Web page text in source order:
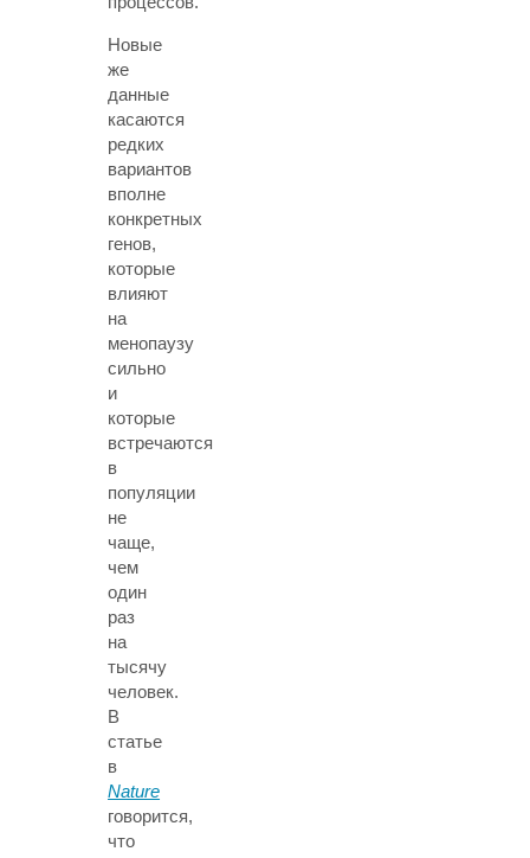
Новые
же
данные
касаются
редких
вариантов
вполне
конкретных
генов,
которые
влияют
на
менопаузу
сильно
и
которые
встречаются
в
популяции
не
чаще,
чем
один
раз
на
тысячу
человек.
В
статье
в
Nature
говорится,
что